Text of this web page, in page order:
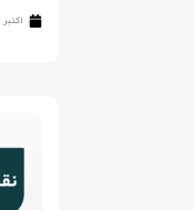
اکتبر 6, 2024